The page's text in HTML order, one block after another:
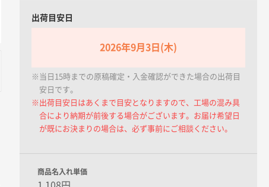
出荷目安日
2026年9月3日(木)
※当日15時までの原稿確定・入金確認ができた場合の出荷目
安日です。
※出荷目安日はあくまで目安となりますので、工場の混み具
合により納期が前後する場合がございます。お届け希望日
が既にお決まりの場合は、必ず事前にご相談ください。
商品名入れ単価